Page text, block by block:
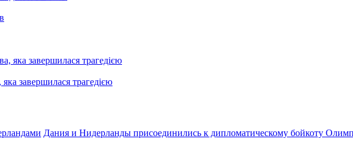
завершилася трагедією
Дания и Нидерланды присоединились к дипломатическому бойкоту